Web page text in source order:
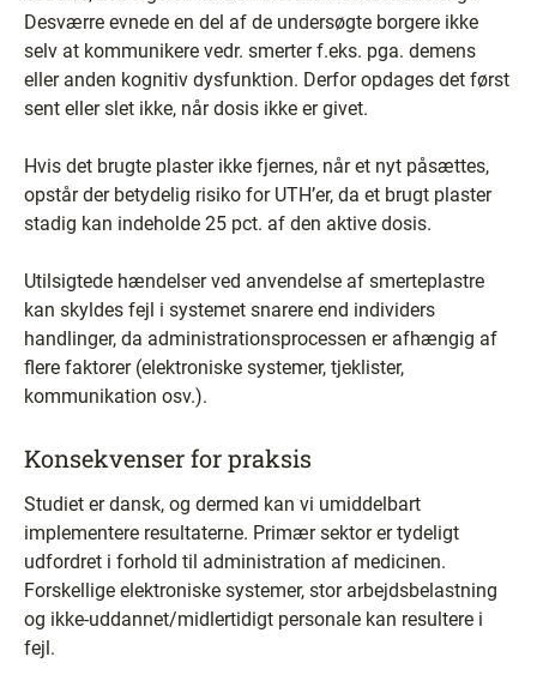
Desværre evnede en del af de undersøgte borgere ikke
selv at kommunikere vedr. smerter f.eks. pga. demens
eller anden kognitiv dysfunktion. Derfor opdages det først
sent eller slet ikke, når dosis ikke er givet.
Hvis det brugte plaster ikke fjernes, når et nyt påsættes,
opstår der betydelig risiko for UTH’er, da et brugt plaster
stadig kan indeholde 25 pct. af den aktive dosis.
Utilsigtede hændelser ved anvendelse af smerteplastre
kan skyldes fejl i systemet snarere end individers
handlinger, da administrationsprocessen er afhængig af
flere faktorer (elektroniske systemer, tjeklister,
kommunikation osv.).
Konsekvenser for praksis
Studiet er dansk, og dermed kan vi umiddelbart
implementere resultaterne. Primær sektor er tydeligt
udfordret i forhold til administration af medicinen.
Forskellige elektroniske systemer, stor arbejdsbelastning
og ikke-uddannet/midlertidigt personale kan resultere i
fejl.